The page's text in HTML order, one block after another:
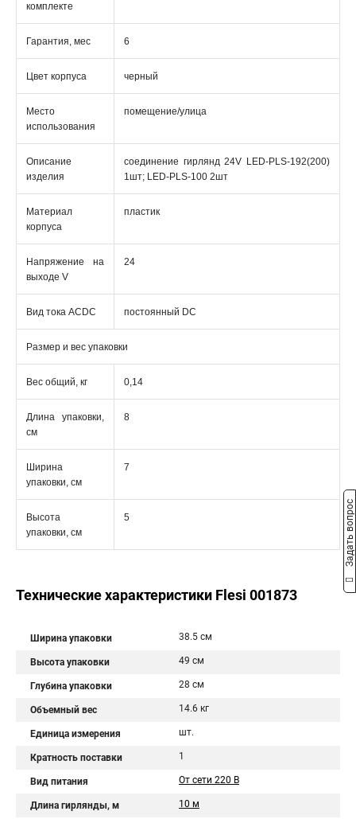
комплекте
Гарантия, мес 6
Цвет корпуса черный
Место
использования
помещение/улица
Описание
изделия
соединение гирлянд 24V LED-PLS-192(200)
1шт; LED-PLS-100 2шт
Материал
корпуса
пластик
Напряжение на
выходе V
24
Вид тока ACDC постоянный DC
Размер и вес упаковки
Вес общий, кг 0,14
Длина упаковки,
см
8
Ширина
упаковки, см
7
Высота
упаковки, см
5
Технические характеристики Flesi 001873
Ширина упаковки 38.5 см
Высота упаковки 49 см
Глубина упаковки 28 см
Объемный вес 14.6 кг
Единица измерения шт.
Кратность поставки 1
Вид питания От сети 220 В
Длина гирлянды, м 10 м
Задать вопрос